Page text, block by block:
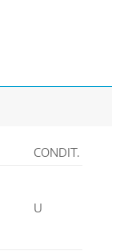
CONDIT.
U